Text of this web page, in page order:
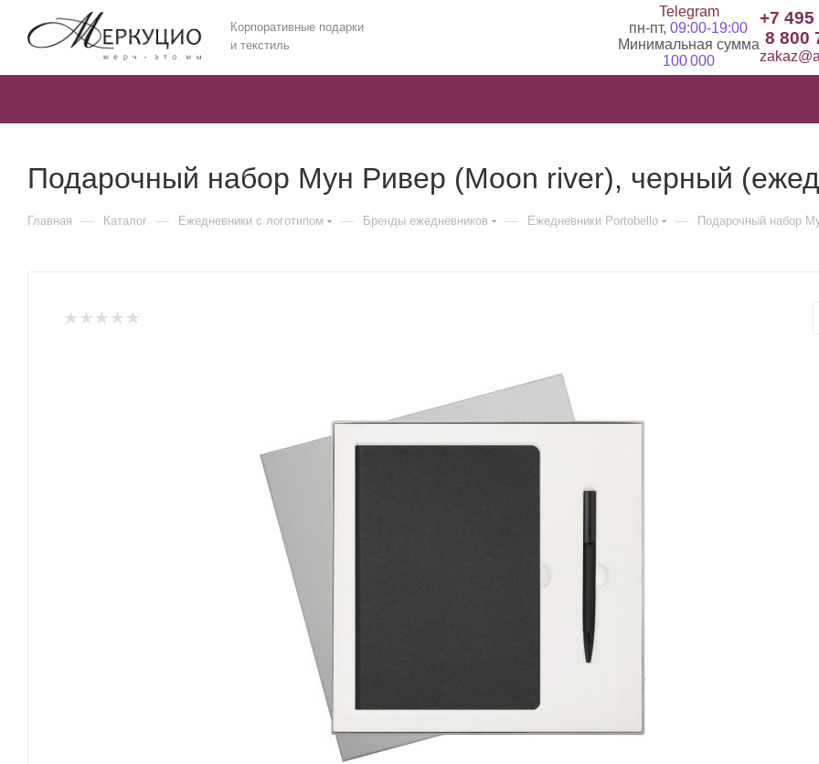
Корпоративные подарки
и текстиль
Telegram
пн-пт, 09:00-19:00
Минимальная сумма
100 000
+7 495
8 800
Подарочный набор Мун Ривер (Moon river), черный
Главная — Каталог — Ежедневники c логотипом — Бренды ежедневников — Ежедневники Portobello — Подарочный набор